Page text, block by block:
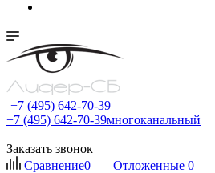
+7 (495) 642-70-39
+7 (495) 642-70-39многоканальный
Заказать звонок
Сравнение0 Отложенные 0